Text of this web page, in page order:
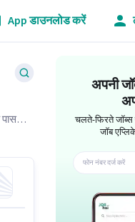
App डाउनलोड करें
अपनी
चलते-फिरते
जॉब